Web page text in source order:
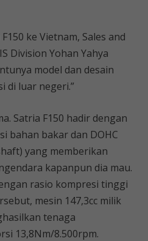
ke Vietnam, Sales and
Division Yohan Yahya
model dan desain
di luar negeri.”
Satria F150 hadir dengan
bahan bakar dan DOHC
yang memberikan
kapanpun dia mau.
rasio kompresi tinggi
mesin 147,3cc milik
tenaga
13,8Nm/8.500rpm.